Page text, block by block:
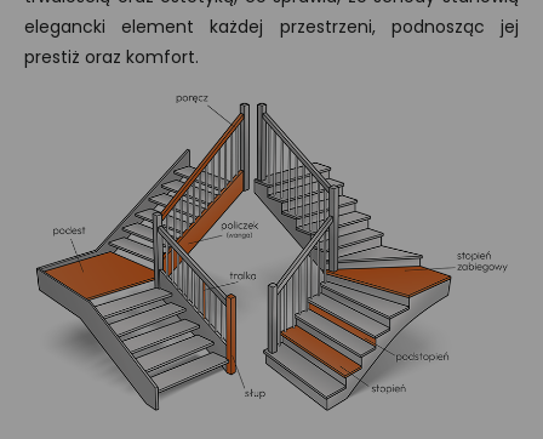
elegancki element każdej przestrzeni, podnosząc jej
prestiż oraz komfort.